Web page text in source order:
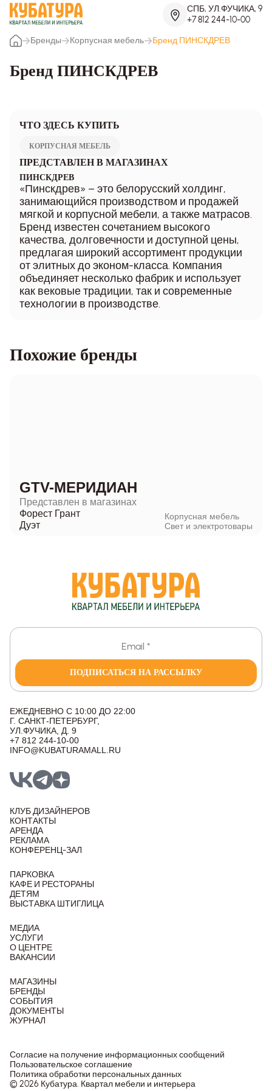
СПБ, УЛ.ФУЧИКА, 9
+7 812 244-10-00
Бренды
Корпусная мебель Бренд ПИНСКДРЕВ
Бренд ПИНСКДРЕВ
ЧТО ЗДЕСЬ КУПИТЬ
КОРПУСНАЯ МЕБЕЛЬ
ПРЕДСТАВЛЕН В МАГАЗИНАХ
ПИНСКДРЕВ
«Пинскдрев» – это белорусский холдинг,
занимающийся производством и продажей
мягкой и корпусной мебели, а также матрасов.
Бренд известен сочетанием высокого
качества, долговечности и доступной цены,
предлагая широкий ассортимент продукции
от элитных до эконом-класса. Компания
объединяет несколько фабрик и использует
как вековые традиции, так и современные
технологии в производстве.
Похожие бренды
GTV-МЕРИДИАН
Представлен в магазинах
Форест Грант
Дуэт
Корпусная мебель
Свет и электротовары
ПОДПИСАТЬСЯ НА РАССЫЛКУ
ЕЖЕДНЕВНО С 10:00 ДО 22:00
Г. САНКТ-ПЕТЕРБУРГ,
УЛ.ФУЧИКА, Д. 9
+7 812 244-10-00
INFO@KUBATURAMALL.RU
КЛУБ ДИЗАЙНЕРОВ
КОНТАКТЫ
АРЕНДА
РЕКЛАМА
КОНФЕРЕНЦ-ЗАЛ
ПАРКОВКА
КАФЕ И РЕСТОРАНЫ
ДЕТЯМ
ВЫСТАВКА ШТИГЛИЦА
МЕДИА
УСЛУГИ
О ЦЕНТРЕ
ВАКАНСИИ
МАГАЗИНЫ
БРЕНДЫ
СОБЫТИЯ
ДОКУМЕНТЫ
ЖУРНАЛ
© 2026 Кубатура. Квартал мебели и интерьера
Согласие на получение информационных сообщений
Пользовательское соглашение
Политика обработки персональных данных